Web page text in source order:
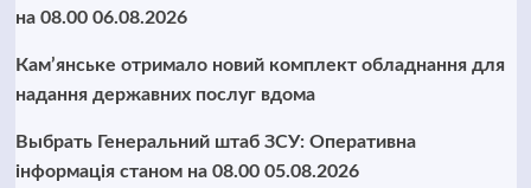
на 08.00 06.08.2026
Кам’янське отримало новий комплект обладнання для
надання державних послуг вдома
Выбрать Генеральний штаб ЗСУ: Оперативна
інформація станом на 08.00 05.08.2026